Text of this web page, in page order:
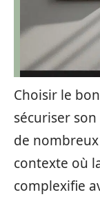
Choisir le
sécuriser
de
contexte où
complexifie